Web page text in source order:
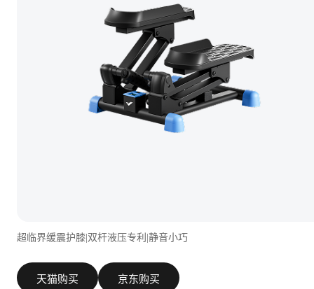
超临界缓震护膝|双杆液压专利|静音小巧
天猫购买 京东购买